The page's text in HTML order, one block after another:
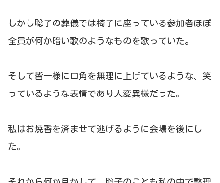
しかし聡子の葬儀では椅子に座っている参加者ほぼ
全員が何か暗い歌のようなものを歌っていた。
そして皆一様に口角を無理に上げているような、笑
っているような表情であり大変異様だった。
私はお焼香を済ませて逃げるように会場を後にし
た。